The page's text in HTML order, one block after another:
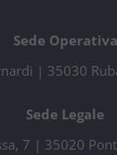
Sede Operativa
| 35030
Sede Legale
7 | 35020